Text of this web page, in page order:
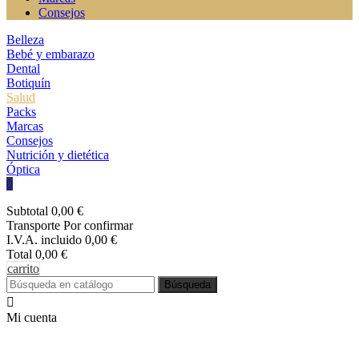
Consejos
Belleza
Bebé y embarazo
Dental
Botiquín
Salud
Packs
Marcas
Consejos
Nutrición y dietética
Óptica
0
Subtotal 0,00 €
Transporte Por confirmar
I.V.A. incluido 0,00 €
Total 0,00 €
carrito
Búsqueda
Mi cuenta